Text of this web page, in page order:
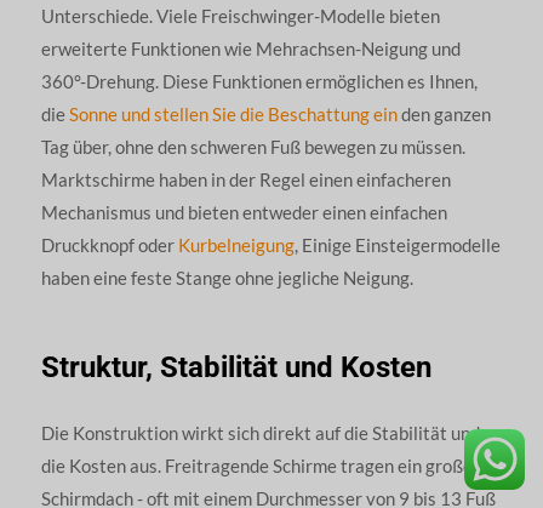
Unterschiede. Viele Freischwinger-Modelle bieten
erweiterte Funktionen wie Mehrachsen-Neigung und
360°-Drehung. Diese Funktionen ermöglichen es Ihnen,
dieSonne und stellen Sie die Beschattung einden ganzen
Tag über, ohne den schweren Fuß bewegen zu müssen.
Marktschirme haben in der Regel einen einfacheren
Mechanismus und bieten entweder einen einfachen
Druckknopf oder Kurbelneigung, Einige Einsteigermodelle
haben eine feste Stange ohne jegliche Neigung.
Struktur, Stabilität und Kosten
Die Konstruktion wirkt sich direkt auf die Stabilität und
die Kosten aus. Freitragende Schirme tragen ein großes
Schirmdach - oft mit einem Durchmesser von 9 bis 13 Fuß